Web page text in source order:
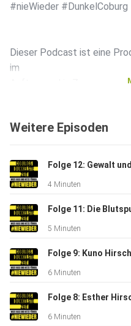
#nieWieder #DunkelCoburg
Dieser Podcast ist eine
im
Auftrag und in
e.V., der
die
Evangelische
beteiligt.
Angela
Nolte-Vogler, das
und Jugend im Rahmen des
„Demokratie leben!“
Weitere Episoden
Folge 12: Gewalt
4 Minuten
5 Minuten
Folge 9: Kuno Hirsch
6 Minuten
Folge 8: Esther
6 Minuten